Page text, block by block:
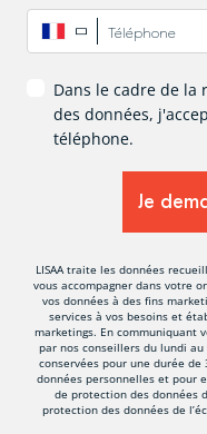
Téléphone
Dans le cadre de
des données,
téléphone.
LISAA traite les données
vous accompagner dans votre
vos données à des fins
services à vos besoins et
marketings. En communiquant
par nos conseillers du lundi
conservées pour une durée
données personnelles et pour
de protection des données
protection des données de